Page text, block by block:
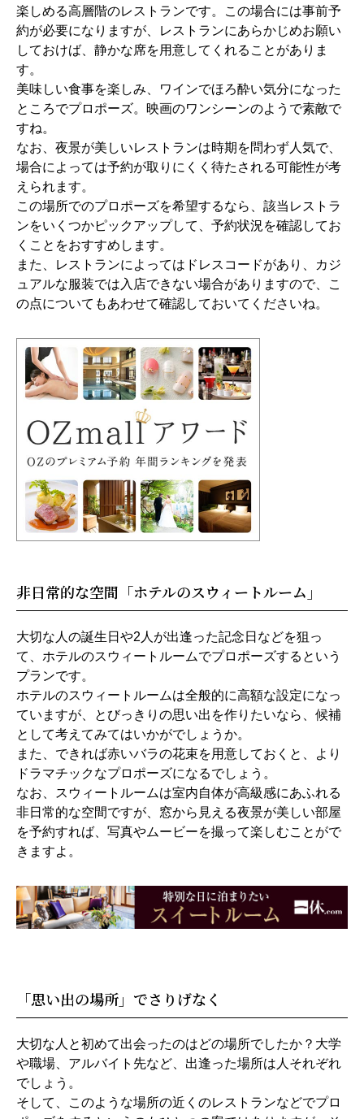
楽しめる高層階のレストランです。この場合には事前予
約が必要になりますが、レストランにあらかじめお願い
しておけば、静かな席を用意してくれることがありま
す。
美味しい食事を楽しみ、ワインでほろ酔い気分になった
ところでプロポーズ。映画のワンシーンのようで素敵で
すね。
なお、夜景が美しいレストランは時期を問わず人気で、
場合によっては予約が取りにくく待たされる可能性が考
えられます。
この場所でのプロポーズを希望するなら、該当レストラ
ンをいくつかピックアップして、予約状況を確認してお
くことをおすすめします。
また、レストランによってはドレスコードがあり、カジ
ュアルな服装では入店できない場合がありますので、こ
の点についてもあわせて確認しておいてくださいね。
非日常的な空間「ホテルのスウィートルーム」
大切な人の誕生日や2人が出逢った記念日などを狙っ
て、ホテルのスウィートルームでプロポーズするという
プランです。
ホテルのスウィートルームは全般的に高額な設定になっ
ていますが、とびっきりの思い出を作りたいなら、候補
として考えてみてはいかがでしょうか。
また、できれば赤いバラの花束を用意しておくと、より
ドラマチックなプロポーズになるでしょう。
なお、スウィートルームは室内自体が高級感にあふれる
非日常的な空間ですが、窓から見える夜景が美しい部屋
を予約すれば、写真やムービーを撮って楽しむことがで
きますよ。
「思い出の場所」でさりげなく
大切な人と初めて出会ったのはどの場所でしたか？大学
や職場、アルバイト先など、出逢った場所は人それぞれ
でしょう。
そして、このような場所の近くのレストランなどでプロ